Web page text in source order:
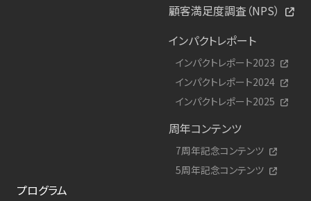
顧客満足度調査（NPS）
インパクトレポート
インパクトレポート2023
インパクトレポート2024
インパクトレポート2025
周年コンテンツ
7周年記念コンテンツ
5周年記念コンテンツ
プログラム